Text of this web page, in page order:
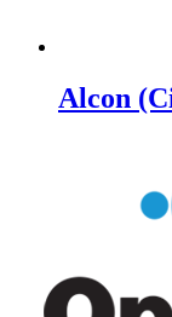
Alcon